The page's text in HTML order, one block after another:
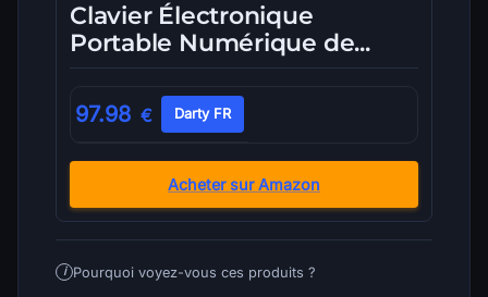
Clavier Électronique
Portable Numérique de...
97.98 € Darty FR
Acheter sur Amazon
i Pourquoi voyez-vous ces produits ?